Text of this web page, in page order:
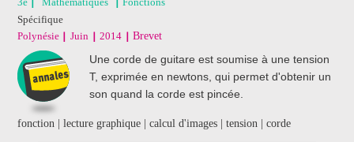
Spécifique
Polynésie
Juin 2014 Brevet
Une corde de guitare est soumise à une tension
T, exprimée en newtons, qui permet d'obtenir un
son quand la corde est pincée.
fonction | lecture graphique | calcul d'images | tension | corde